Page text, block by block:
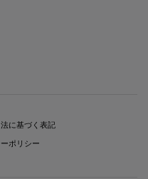
に基づく表記
ポリシー